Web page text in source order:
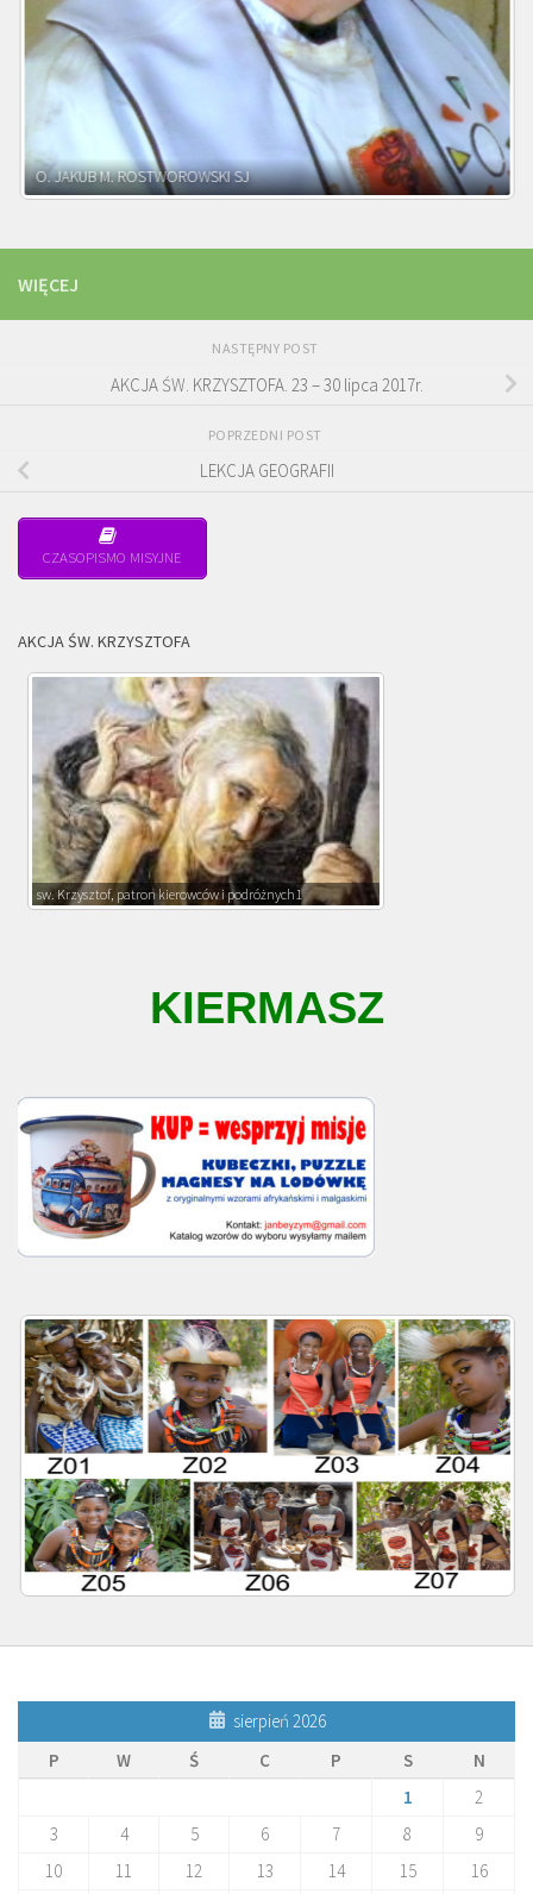
O. JAKUB M. ROSTWOROWSKI SJ O.
WIĘCEJ
NASTĘPNY POST
AKCJA ŚW. KRZYSZTOFA. 23 – 30 lipca 2017r.
POPRZEDNI POST
LEKCJA GEOGRAFII
CZASOPISMO MISYJNE
AKCJA ŚW. KRZYSZTOFA
sw. Krzysztof, patron kierowców i podróżnych1
KIERMASZ
sierpień 2026
P
W Ś C P S
N
1
2
3
4 5 6 7 8
9
10
11 12 13 14 15
16